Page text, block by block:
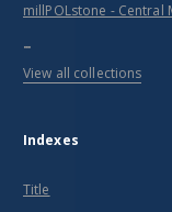
millPOLstone - Central
...
View all collections
Indexes
Title